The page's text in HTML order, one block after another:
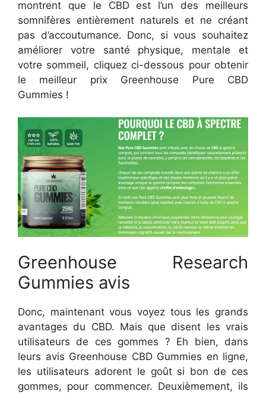
montrent que le CBD est l’un des meilleurs
somnifères entièrement naturels et ne créant
pas d’accoutumance. Donc, si vous souhaitez
améliorer votre santé physique, mentale et
votre sommeil, cliquez ci-dessous pour obtenir
le meilleur prix Greenhouse Pure CBD
Gummies !
Greenhouse Research
Gummies avis
Donc, maintenant vous voyez tous les grands
avantages du CBD. Mais que disent les vrais
utilisateurs de ces gommes ? Eh bien, dans
leurs avis Greenhouse CBD Gummies en ligne,
les utilisateurs adorent le goût si bon de ces
gommes, pour commencer. Deuxièmement, ils